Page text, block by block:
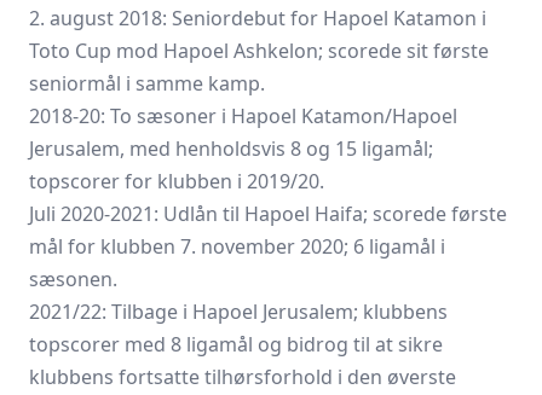
2. august 2018: Seniordebut for Hapoel Katamon i
Toto Cup mod Hapoel Ashkelon; scorede sit første
seniormål i samme kamp.
2018-20: To sæsoner i Hapoel Katamon/Hapoel
Jerusalem, med henholdsvis 8 og 15 ligamål;
topscorer for klubben i 2019/20.
Juli 2020-2021: Udlån til Hapoel Haifa; scorede første
mål for klubben 7. november 2020; 6 ligamål i
sæsonen.
2021/22: Tilbage i Hapoel Jerusalem; klubbens
topscorer med 8 ligamål og bidrog til at sikre
klubbens fortsatte tilhørsforhold i den øverste